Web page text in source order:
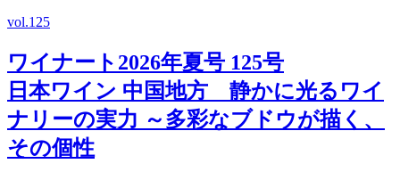
vol.125
ワイナート2026年夏号 125号
日本ワイン 中国地方 静かに光るワイ
ナリーの実力 ～多彩なブドウが描く、
その個性